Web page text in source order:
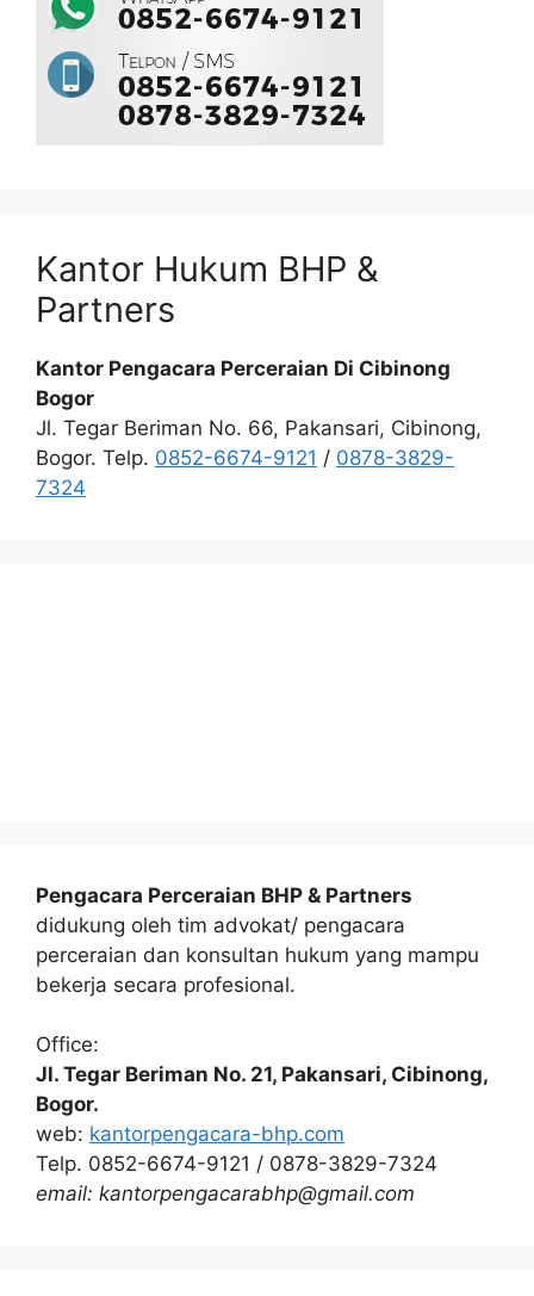
Kantor Hukum BHP &
Partners
Kantor Pengacara Perceraian Di Cibinong
Bogor
Jl. Tegar Beriman No. 66, Pakansari, Cibinong,
Bogor. Telp. 0852-6674-9121 / 0878-3829-
7324
Pengacara Perceraian BHP & Partners
didukung oleh tim advokat/ pengacara
perceraian dan konsultan hukum yang mampu
bekerja secara profesional.
Office:
Jl. Tegar Beriman No. 21, Pakansari, Cibinong,
Bogor.
web: kantorpengacara-bhp.com
Telp. 0852-6674-9121 / 0878-3829-7324
email: kantorpengacarabhp@gmail.com